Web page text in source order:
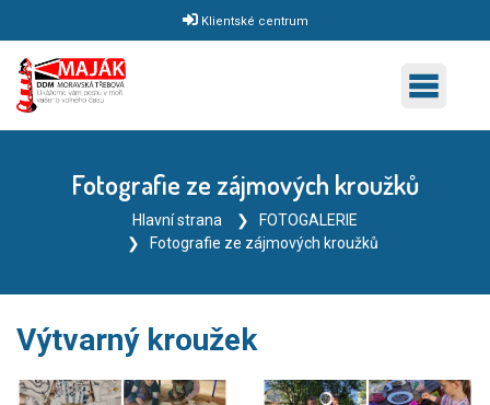
Klientské centrum
Fotografie ze zájmových kroužků
Hlavní strana
FOTOGALERIE
Fotografie ze zájmových kroužků
Výtvarný kroužek